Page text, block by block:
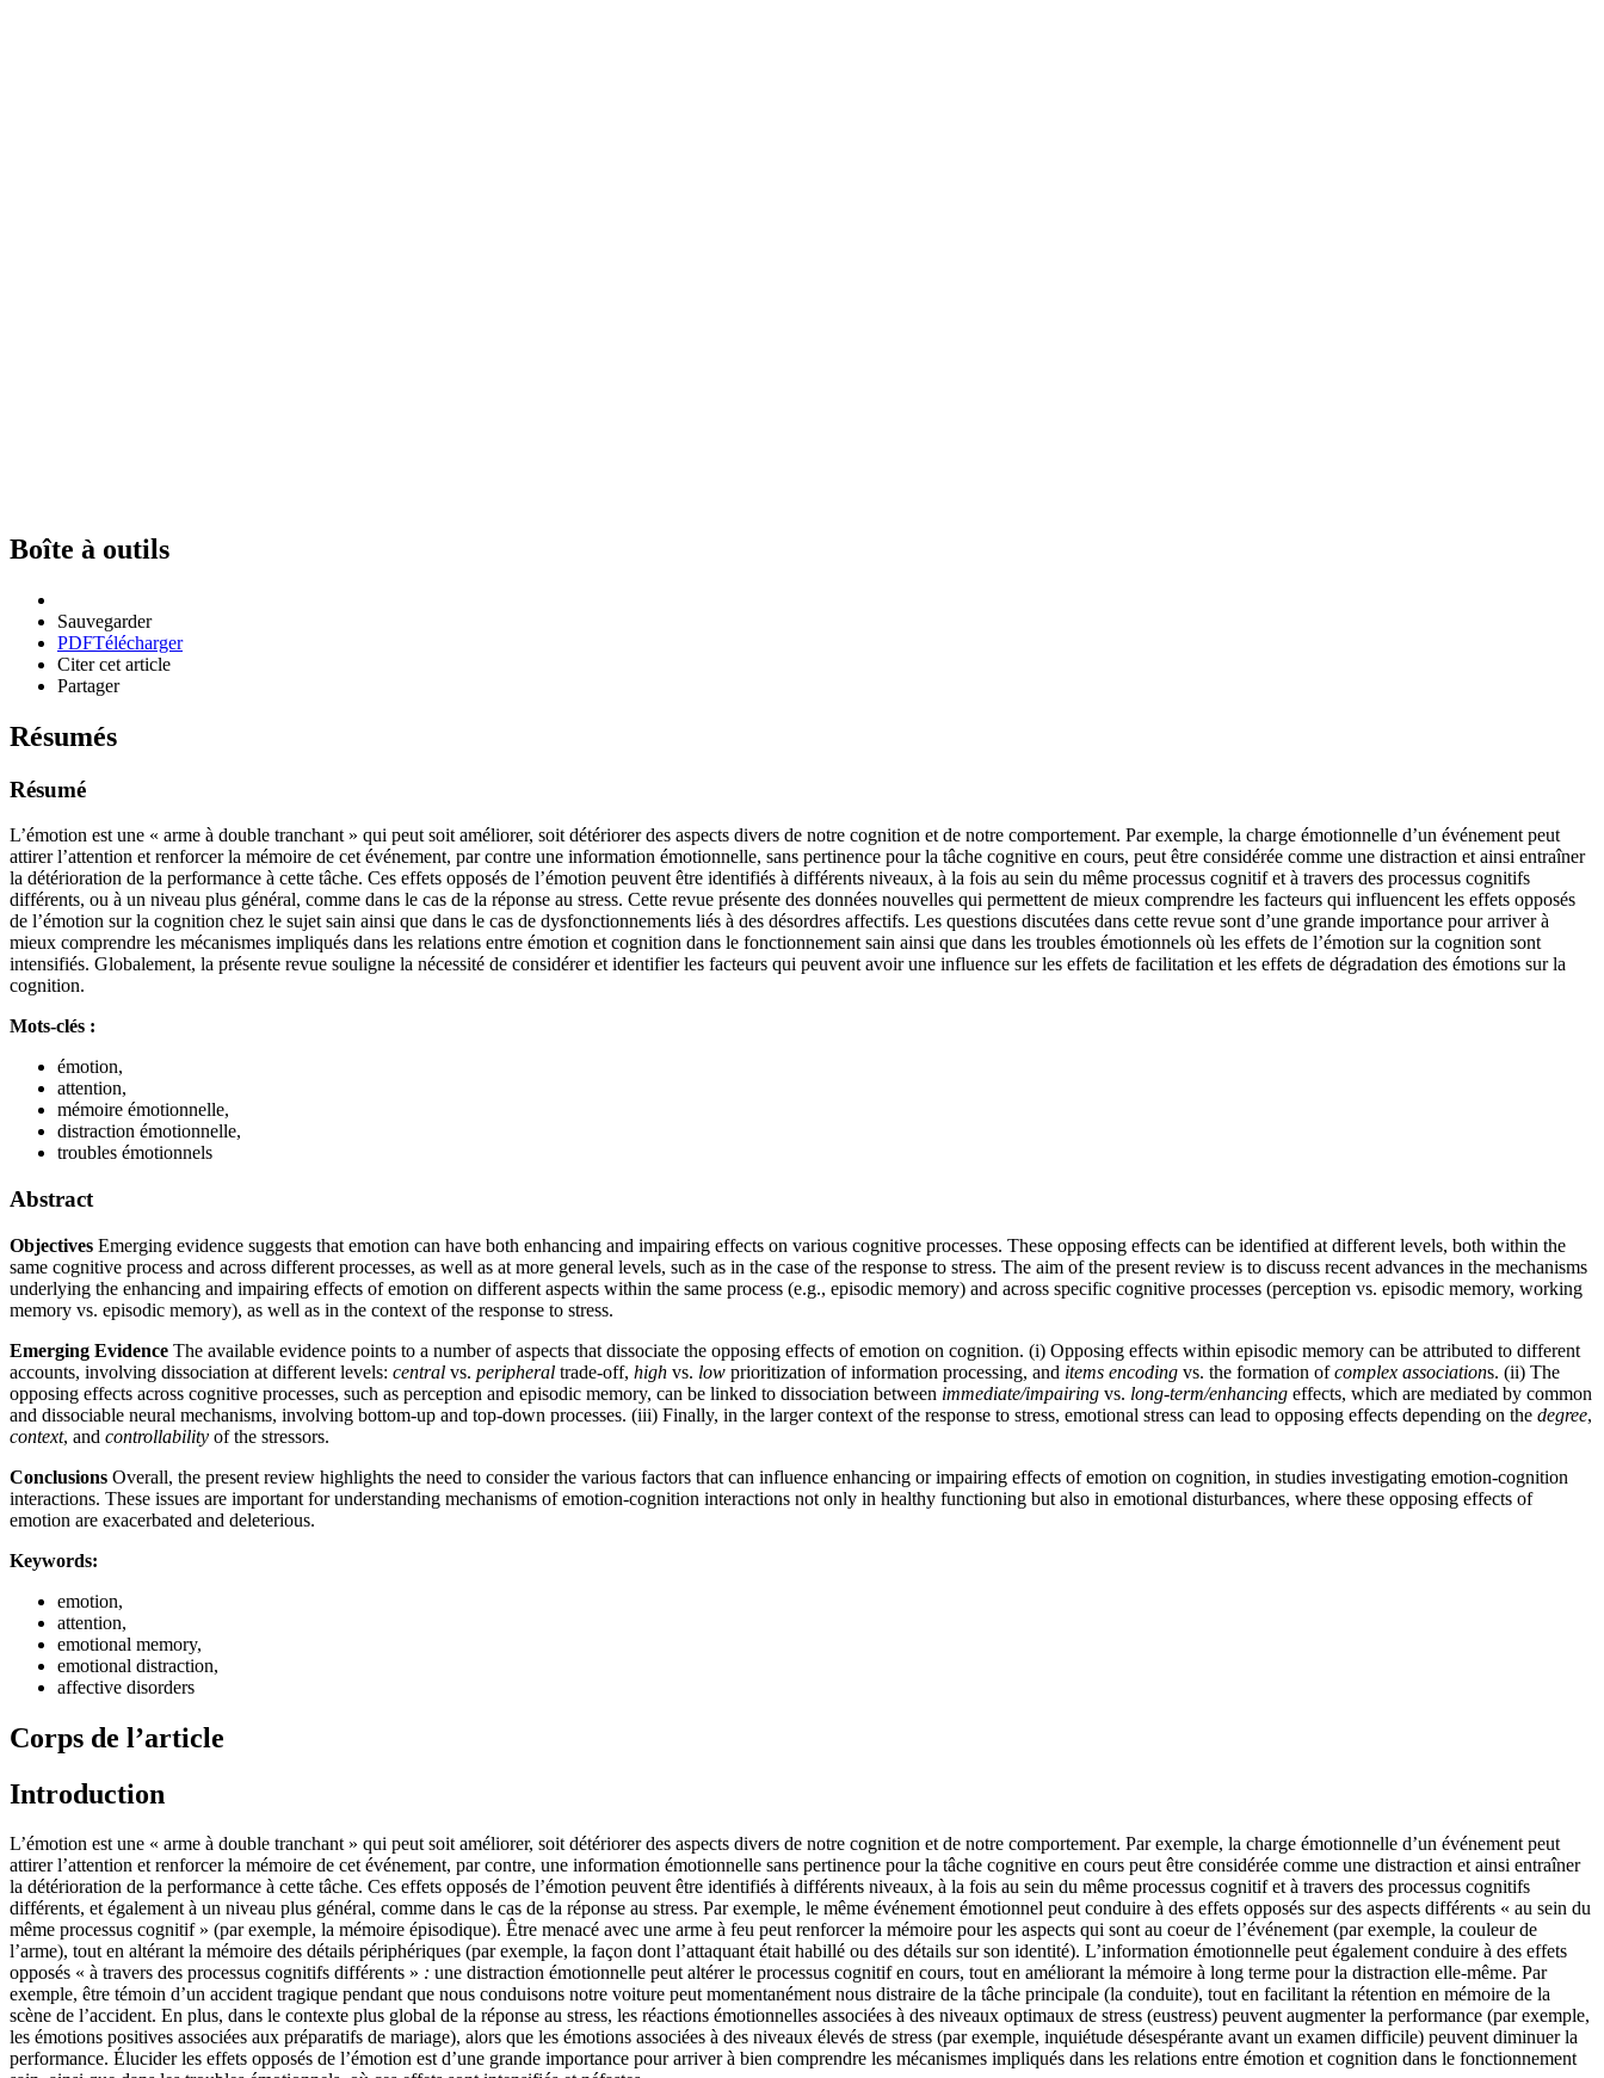
Boîte à outils
Sauvegarder
PDFTélécharger
Citer cet article
Partager
Résumés
Résumé
L’émotion est une « arme à double tranchant » qui peut soit améliorer, soit détériorer des aspects divers de notre cognition et de notre comportement. Par exemple, la charge émotionnelle d’un événement peut
attirer l’attention et renforcer la mémoire de cet événement, par contre une information émotionnelle, sans pertinence pour la tâche cognitive en cours, peut être considérée comme une distraction et ainsi entraîner
la détérioration de la performance à cette tâche. Ces effets opposés de l’émotion peuvent être identifiés à différents niveaux, à la fois au sein du même processus cognitif et à travers des processus cognitifs
différents, ou à un niveau plus général, comme dans le cas de la réponse au stress. Cette revue présente des données nouvelles qui permettent de mieux comprendre les facteurs qui influencent les effets opposés
de l’émotion sur la cognition chez le sujet sain ainsi que dans le cas de dysfonctionnements liés à des désordres affectifs. Les questions discutées dans cette revue sont d’une grande importance pour arriver à
mieux comprendre les mécanismes impliqués dans les relations entre émotion et cognition dans le fonctionnement sain ainsi que dans les troubles émotionnels où les effets de l’émotion sur la cognition sont
intensifiés. Globalement, la présente revue souligne la nécessité de considérer et identifier les facteurs qui peuvent avoir une influence sur les effets de facilitation et les effets de dégradation des émotions sur la
cognition.
Mots-clés :
émotion,
attention,
mémoire émotionnelle,
distraction émotionnelle,
troubles émotionnels
Abstract
Objectives Emerging evidence suggests that emotion can have both enhancing and impairing effects on various cognitive processes. These opposing effects can be identified at different levels, both within the
same cognitive process and across different processes, as well as at more general levels, such as in the case of the response to stress. The aim of the present review is to discuss recent advances in the mechanisms
underlying the enhancing and impairing effects of emotion on different aspects within the same process (e.g., episodic memory) and across specific cognitive processes (perception vs. episodic memory, working
memory vs. episodic memory), as well as in the context of the response to stress.
Emerging Evidence The available evidence points to a number of aspects that dissociate the opposing effects of emotion on cognition. (i) Opposing effects within episodic memory can be attributed to different
accounts, involving dissociation at different levels: central vs. peripheral trade-off, high vs. low prioritization of information processing, and items encoding vs. the formation ofcomplex associations. (ii) The
opposing effects across cognitive processes, such as perception and episodic memory, can be linked to dissociation between immediate/impairing vs. long-term/enhancing effects, which are mediated by common
and dissociable neural mechanisms, involving bottom-up and top-down processes. (iii) Finally, in the larger context of the response to stress, emotional stress can lead to opposing effects depending on the degree,
context, and controllability of the stressors.
Conclusions Overall, the present review highlights the need to consider the various factors that can influence enhancing or impairing effects of emotion on cognition, in studies investigating emotion-cognition
interactions. These issues are important for understanding mechanisms of emotion-cognition interactions not only in healthy functioning but also in emotional disturbances, where these opposing effects of
emotion are exacerbated and deleterious.
Keywords:
emotion,
attention,
emotional memory,
emotional distraction,
affective disorders
Corps de l’article
Introduction
L’émotion est une « arme à double tranchant » qui peut soit améliorer, soit détériorer des aspects divers de notre cognition et de notre comportement. Par exemple, la charge émotionnelle d’un événement peut
attirer l’attention et renforcer la mémoire de cet événement, par contre, une information émotionnelle sans pertinence pour la tâche cognitive en cours peut être considérée comme une distraction et ainsi entraîner
la détérioration de la performance à cette tâche. Ces effets opposés de l’émotion peuvent être identifiés à différents niveaux, à la fois au sein du même processus cognitif et à travers des processus cognitifs
différents, et également à un niveau plus général, comme dans le cas de la réponse au stress. Par exemple, le même événement émotionnel peut conduire à des effets opposés sur des aspects différents « au sein du
même processus cognitif » (par exemple, la mémoire épisodique). Être menacé avec une arme à feu peut renforcer la mémoire pour les aspects qui sont au coeur de l’événement (par exemple, la couleur de
l’arme), tout en altérant la mémoire des détails périphériques (par exemple, la façon dont l’attaquant était habillé ou des détails sur son identité). L’information émotionnelle peut également conduire à des effets
opposés « à travers des processus cognitifs différents » : une distraction émotionnelle peut altérer le processus cognitif en cours, tout en améliorant la mémoire à long terme pour la distraction elle-même. Par
exemple, être témoin d’un accident tragique pendant que nous conduisons notre voiture peut momentanément nous distraire de la tâche principale (la conduite), tout en facilitant la rétention en mémoire de la
scène de l’accident. En plus, dans le contexte plus global de la réponse au stress, les réactions émotionnelles associées à des niveaux optimaux de stress (eustress) peuvent augmenter la performance (par exemple,
les émotions positives associées aux préparatifs de mariage), alors que les émotions associées à des niveaux élevés de stress (par exemple, inquiétude désespérante avant un examen difficile) peuvent diminuer la
performance. Élucider les effets opposés de l’émotion est d’une grande importance pour arriver à bien comprendre les mécanismes impliqués dans les relations entre émotion et cognition dans le fonctionnement